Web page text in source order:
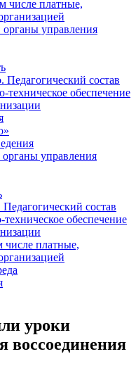
числе платные,
управления
состав
обеспечение
управления
состав
обеспечение
платные,
уроки
воссоединения